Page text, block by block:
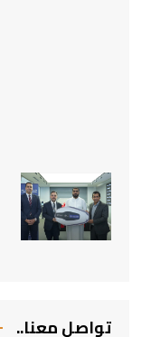
تواصل معنا..